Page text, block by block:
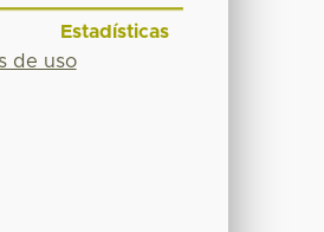
Estadísticas
de uso